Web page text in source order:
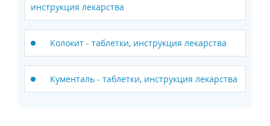
инструкция лекарства
Колокит - таблетки, инструкция лекарства
Кументаль - таблетки, инструкция лекарства